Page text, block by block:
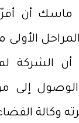
ماسك أن أقرّ
أن الشركة
الوصول إلى
وكالة